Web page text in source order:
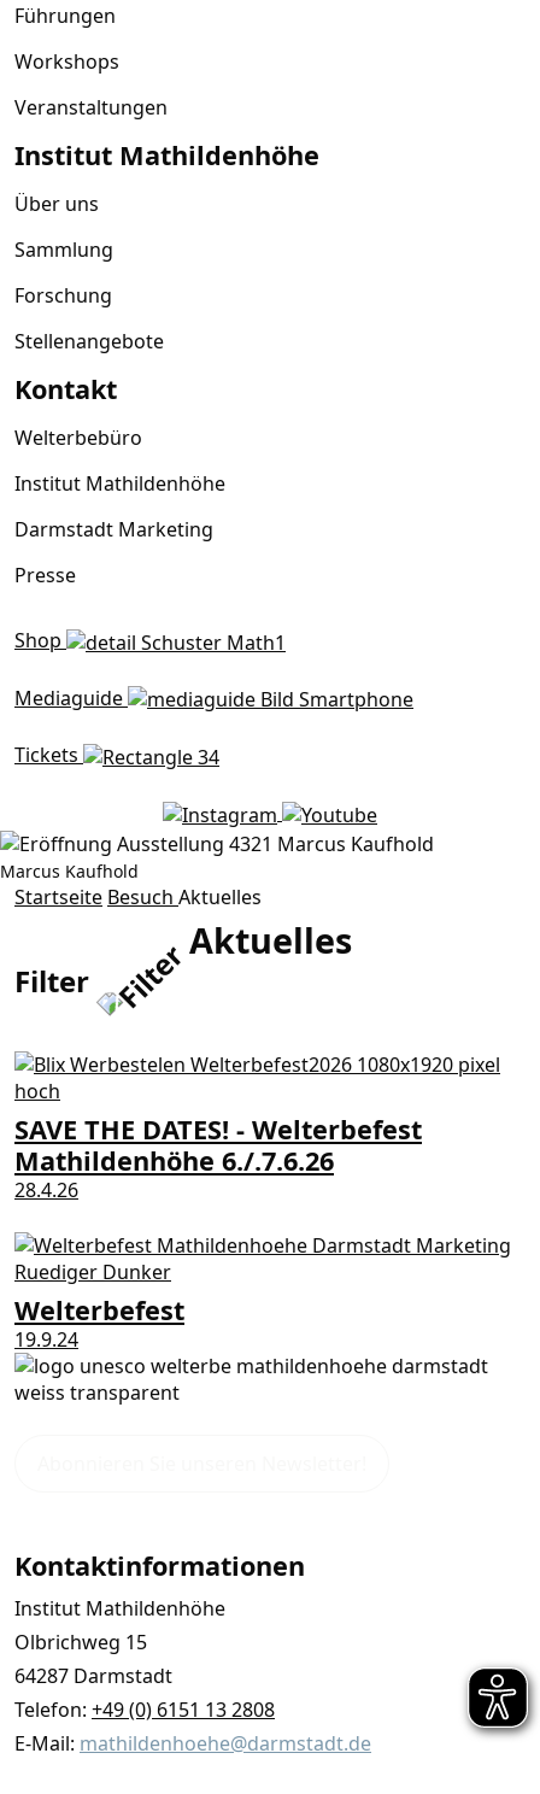
Führungen
Workshops
Veranstaltungen
Institut Mathildenhöhe
Über uns
Sammlung
Forschung
Stellenangebote
Kontakt
Welterbebüro
Institut Mathildenhöhe
Darmstadt Marketing
Presse
Shop
Mediaguide
Tickets
Marcus Kaufhold
Aktuelles
Startseite Besuch Aktuelles
Aktuelles
Filter
SAVE THE DATES! - Welterbefest
Mathildenhöhe 6./.7.6.26
28.4.26
Welterbefest
19.9.24
Kontaktinformationen
Institut Mathildenhöhe
Olbrichweg 15
64287 Darmstadt
Telefon: +49 (0) 6151 13 2808
E-Mail: mathildenhoehe@darmstadt.de